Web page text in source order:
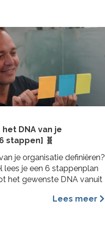
DNA van je
stappen] 🧬
je organisatie definiëren?
lees je een 6 stappenplan
het gewenste DNA vanuit
Lees meer